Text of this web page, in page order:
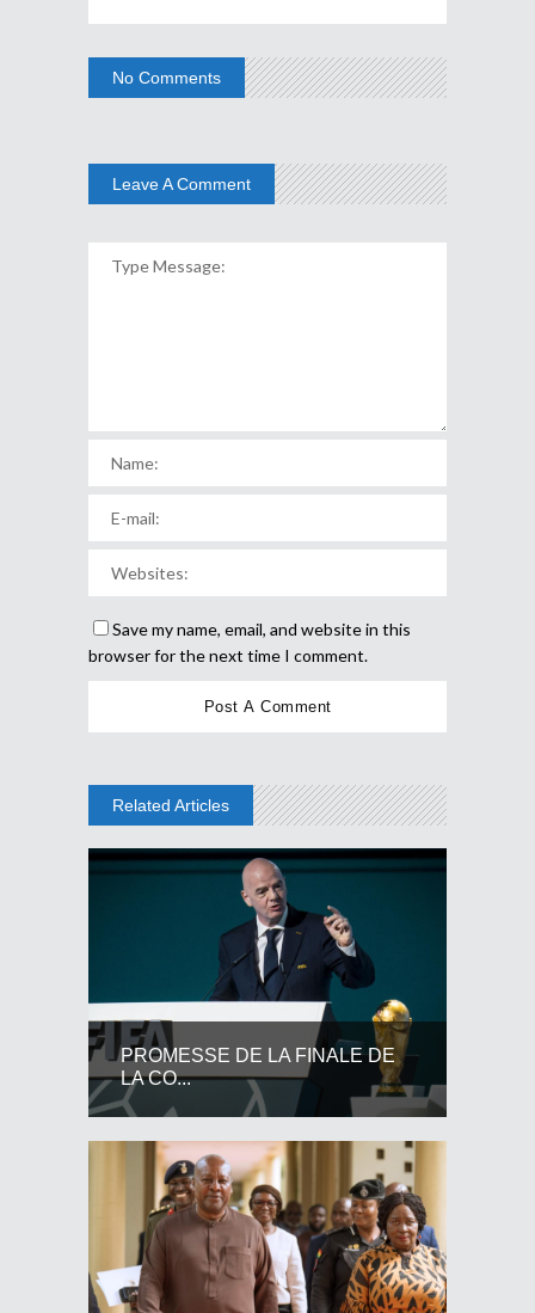
No Comments
Leave A Comment
Save my name, email, and website in this
browser for the next time I comment.
Related Articles
PROMESSE DE LA FINALE DE
LA CO...